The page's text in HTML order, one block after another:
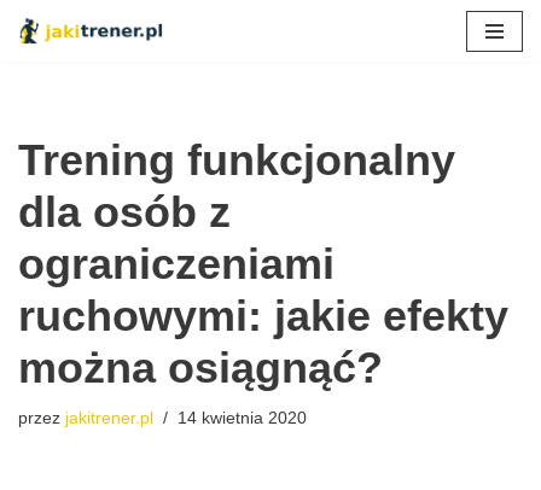
Trening funkcjonalny
dla osób z
ograniczeniami
ruchowymi: jakie efekty
można osiągnąć?
przez jakitrener.pl 14 kwietnia 2020